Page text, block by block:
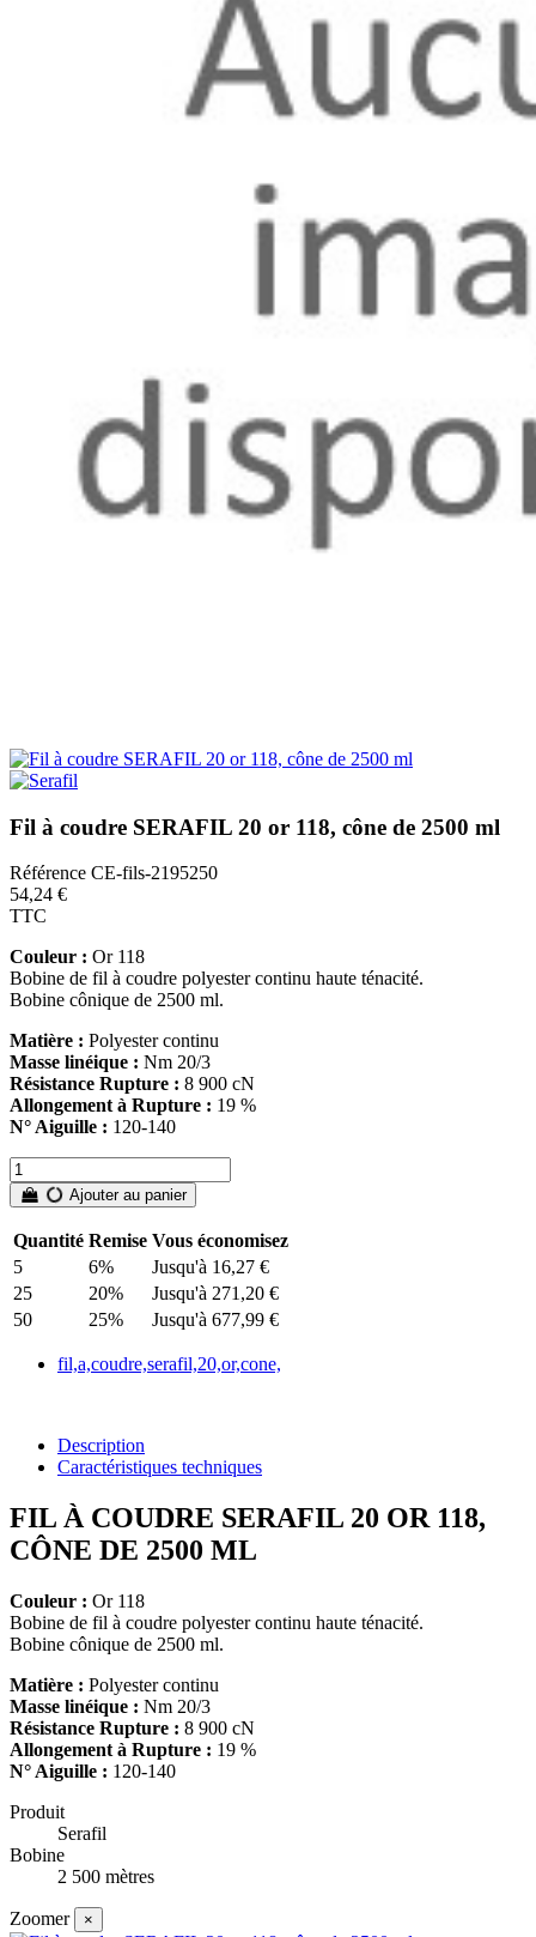
Fil à coudre SERAFIL 20 or 118, cône de 2500 ml
Référence CE-fils-2195250
54,24 €
TTC
Couleur : Or 118
Bobine de fil à coudre polyester continu haute ténacité.
Bobine cônique de 2500 ml.
Matière : Polyester continu
Masse linéique : Nm 20/3
Résistance Rupture : 8 900 cN
Allongement à Rupture : 19 %
N° Aiguille : 120-140
Ajouter au panier
Quantité Remise Vous économisez
5
6%
Jusqu'à 16,27 €
25
20%
Jusqu'à 271,20 €
50
25% Jusqu'à 677,99 €
fil,a,coudre,serafil,20,or,cone,
Description
Caractéristiques techniques
FIL À COUDRE SERAFIL 20 OR 118,
CÔNE DE 2500 ML
Couleur : Or 118
Bobine de fil à coudre polyester continu haute ténacité.
Bobine cônique de 2500 ml.
Matière : Polyester continu
Masse linéique : Nm 20/3
Résistance Rupture : 8 900 cN
Allongement à Rupture : 19 %
N° Aiguille : 120-140
Produit
Serafil
Bobine
2 500 mètres
Zoomer ×